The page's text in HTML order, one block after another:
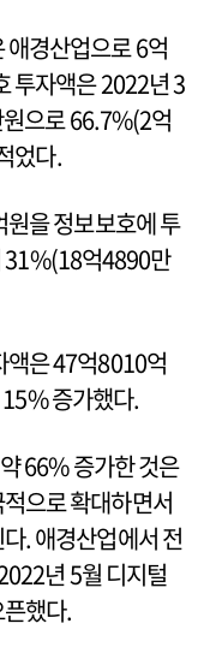
애경산업으로 6억
투자액은 2022년 3
으로 66.7%(2억
었다.
을 정보보호에 투
31%(18억4890만
액은 47억8010억
증가했다.
66% 증가한 것은
으로 확대하면서
. 애경산업에서 전
년 5월 디지털
했다.